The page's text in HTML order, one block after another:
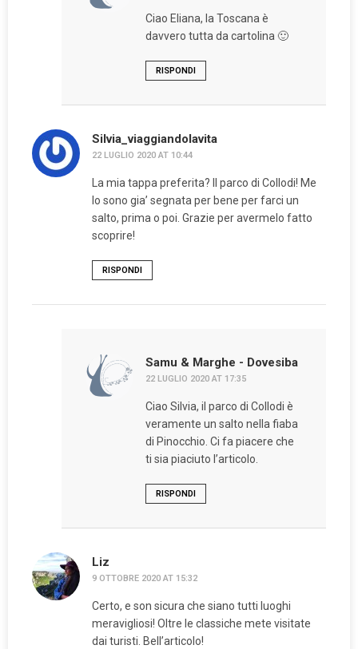
Ciao Eliana, la Toscana è
davvero tutta da cartolina 🙂
RISPONDI
Silvia_viaggiandolavita
22 LUGLIO 2020 AT 10:44
La mia tappa preferita? Il parco di Collodi! Me
lo sono gia’ segnata per bene per farci un
salto, prima o poi. Grazie per avermelo fatto
scoprire!
RISPONDI
Samu & Marghe - Dovesiba
22 LUGLIO 2020 AT 17:35
Ciao Silvia, il parco di Collodi è
veramente un salto nella fiaba
di Pinocchio. Ci fa piacere che
ti sia piaciuto l’articolo.
RISPONDI
Liz
9 OTTOBRE 2020 AT 15:32
Certo, e son sicura che siano tutti luoghi
meravigliosi! Oltre le classiche mete visitate
dai turisti. Bell’articolo!